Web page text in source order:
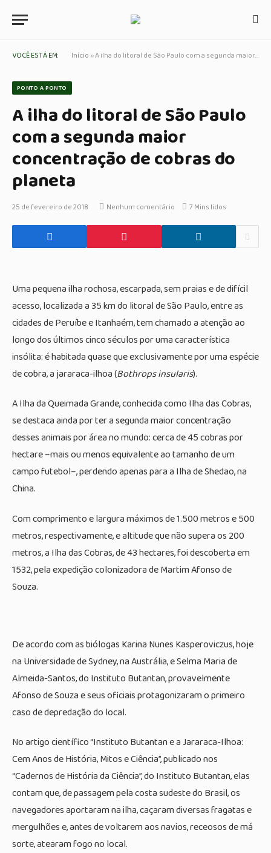
VOCÊ ESTÁ EM: Início »A ilha do litoral de São Paulo com a segunda maior concentração de cobras do planeta
PONTO A PONTO
A ilha do litoral de São Paulo
com a segunda maior
concentração de cobras do
planeta
25 de fevereiro de 2018 Nenhum comentário 7 Mins lidos
Uma pequena ilha rochosa, escarpada, sem praias e de difícil
acesso, localizada a 35 km do litoral de São Paulo, entre as
cidades de Peruíbe e Itanhaém, tem chamado a atenção ao
longo dos últimos cinco séculos por uma característica
insólita: é habitada quase que exclusivamente por uma espécie
de cobra, a jararaca-ilhoa (Bothrops insularis).
A Ilha da Queimada Grande, conhecida como Ilha das Cobras,
se destaca ainda por ter a segunda maior concentração
desses animais por área no mundo: cerca de 45 cobras por
hectare –mais ou menos equivalente ao tamanho de um
campo futebol–, perdendo apenas para a Ilha de Shedao, na
China.
Com comprimento e largura máximos de 1.500 metros e 500
metros, respectivamente, e altitude que não supera os 200
metros, a Ilha das Cobras, de 43 hectares, foi descoberta em
1532, pela expedição colonizadora de Martim Afonso de
Souza.
De acordo com as biólogas Karina Nunes Kasperoviczus, hoje
na Universidade de Sydney, na Austrália, e Selma Maria de
Almeida-Santos, do Instituto Butantan, provavelmente
Afonso de Souza e seus oficiais protagonizaram o primeiro
caso de depredação do local.
No artigo científico “Instituto Butantan e a Jararaca-Ilhoa:
Cem Anos de História, Mitos e Ciência”, publicado nos
“Cadernos de História da Ciência”, do Instituto Butantan, elas
contam que, de passagem pela costa sudeste do Brasil, os
navegadores aportaram na ilha, caçaram diversas fragatas e
mergulhões e, antes de voltarem aos navios, receosos de má
sorte, atearam fogo no local.